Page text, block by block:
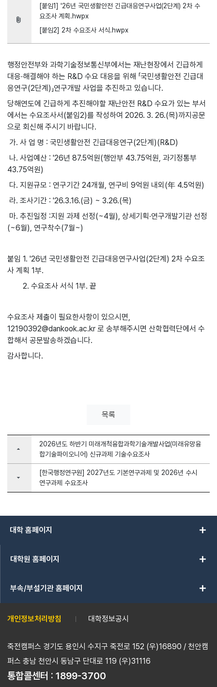
attach_file
[붙임1] '26년 국민생활안전 긴급대응연구사업(2단계) 2차 수
요조사 계획.hwpx
[붙임2] 2차 수요조사 서식.hwpx
행정안전부와 과학기술정보통신부에서는 재난현장에서 긴급하게
대응·해결해야 하는 R&D 수요 대응을 위해 「국민생활안전 긴급대
응연구(2단계)」연구개발 사업을 추진하고 있습니다.
당해연도에 긴급하게 추진해야할 재난안전 R&D 수요가 있는 부서
에서는 수요조사서(붙임2)를 작성하여 2026. 3. 26.(목)까지공문
으로 회신해 주시기 바랍니다.
가. 사 업 명 : 국민생활안전 긴급대응연구(2단계)(R&D)
나. 사업예산 : '26년 87.5억원(행안부 43.75억원, 과기정통부
43.75억원)
다. 지원규모 : 연구기간 24개월, 연구비 9억원 내외(年 4.5억원)
라. 조사기간 : '26.3.16.(금) ~ 3.26.(목)
마. 추진일정 :지원 과제 선정(~4월), 상세기획·연구개발기관 선정
(~6월), 연구착수(7월~)
붙임 1. '26년 국민생활안전 긴급대응연구사업(2단계) 2차 수요조
사 계획 1부.
2. 수요조사 서식 1부. 끝
수요조사 제출이 필요한사항이 있으시면,
12190392@dankook.ac.kr 로 송부해주시면 산학협력단에서 수
합해서 공문발송하겠습니다.
감사합니다.
목록
arrow_drop_up
2026년도 하반기 미래개척융합과학기술개발사업(미래유망융
합기술파이오니어) 신규과제 기술수요조사
arrow_drop_down
[한국행정연구원] 2027년도 기본연구과제 및 2026년 수시
연구과제 수요조사
대학 홈페이지 add
대학원 홈페이지 add
부속/부설기관 홈페이지 add
개인정보처리방침 대학정보공시
죽전캠퍼스 경기도 용인시 수지구 죽전로 152 (우)16890 / 천안캠
퍼스 충남 천안시 동남구 단대로 119 (우)31116
통합콜센터 : 1899-3700